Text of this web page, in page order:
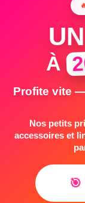
À
Profite vite
Nos petits
accessoires et